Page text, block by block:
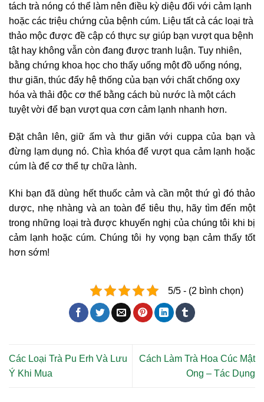
tách trà nóng có thể làm nên điều kỳ diệu đối với cảm lạnh
hoặc các triệu chứng của bệnh cúm. Liệu tất cả các loại trà
thảo mộc được đề cập có thực sự giúp bạn vượt qua bệnh
tật hay không vẫn còn đang được tranh luận. Tuy nhiên,
bằng chứng khoa học cho thấy uống một đồ uống nóng,
thư giãn, thúc đẩy hệ thống của bạn với chất chống oxy
hóa và thải độc cơ thể bằng cách bù nước là một cách
tuyệt vời để bạn vượt qua cơn cảm lạnh nhanh hơn.
Đặt chân lên, giữ ấm và thư giãn với cuppa của bạn và
đừng lạm dụng nó. Chìa khóa để vượt qua cảm lạnh hoặc
cúm là để cơ thể tự chữa lành.
Khi bạn đã dùng hết thuốc cảm và cần một thứ gì đó thảo
dược, nhẹ nhàng và an toàn để tiêu thụ, hãy tìm đến một
trong những loại trà được khuyến nghị của chúng tôi khi bị
cảm lạnh hoặc cúm. Chúng tôi hy vọng bạn cảm thấy tốt
hơn sớm!
5/5 - (2 bình chọn)
Các Loại Trà Pu Erh Và Lưu
Ý Khi Mua
Cách Làm Trà Hoa Cúc Mật
Ong – Tác Dụng